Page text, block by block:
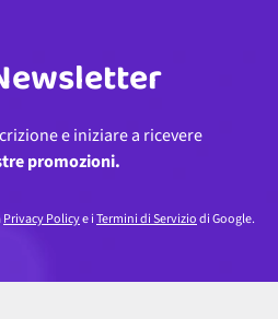
e iniziare a ricevere
promozioni.
Privacy Policye iTermini di Serviziodi Google.